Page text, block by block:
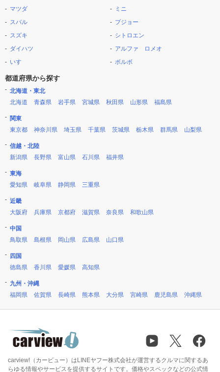
マツダ
スバル
スズキ
ダイハツ
いすゞ
ミニ
プジョー
シトロエン
アルファ ロメオ
ボルボ
都道府県から探す
北海道・東北
北海道
青森県 岩手県 宮城県 秋田県 山形県 福島県
関東
東京都
神奈川県 埼玉県 千葉県 茨城県 栃木県 群馬県 山梨県
信越・北陸
新潟県
長野県 富山県 石川県 福井県
東海
愛知県
岐阜県 静岡県 三重県
近畿
大阪府
兵庫県 京都府 滋賀県 奈良県 和歌山県
中国
鳥取県
島根県 岡山県 広島県 山口県
四国
徳島県
香川県 愛媛県 高知県
九州・沖縄
福岡県
佐賀県 長崎県 熊本県 大分県 宮崎県 鹿児島県 沖縄県
carview!（カービュー）はLINEヤフー株式会社が運営するクルマに関するあ
らゆる情報やサービスを提供するサイトです。価格やスペックなどの公式情